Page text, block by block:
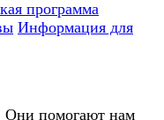
программа
Информация для
помогают нам